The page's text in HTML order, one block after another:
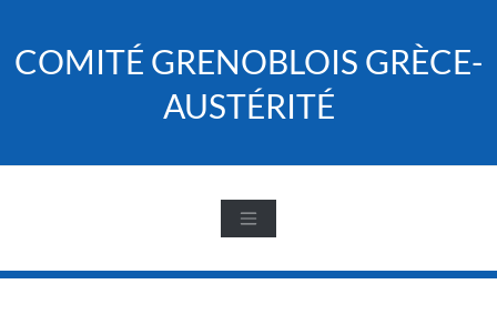
content
COMITÉ GRENOBLOIS GRÈCE-
AUSTÉRITÉ